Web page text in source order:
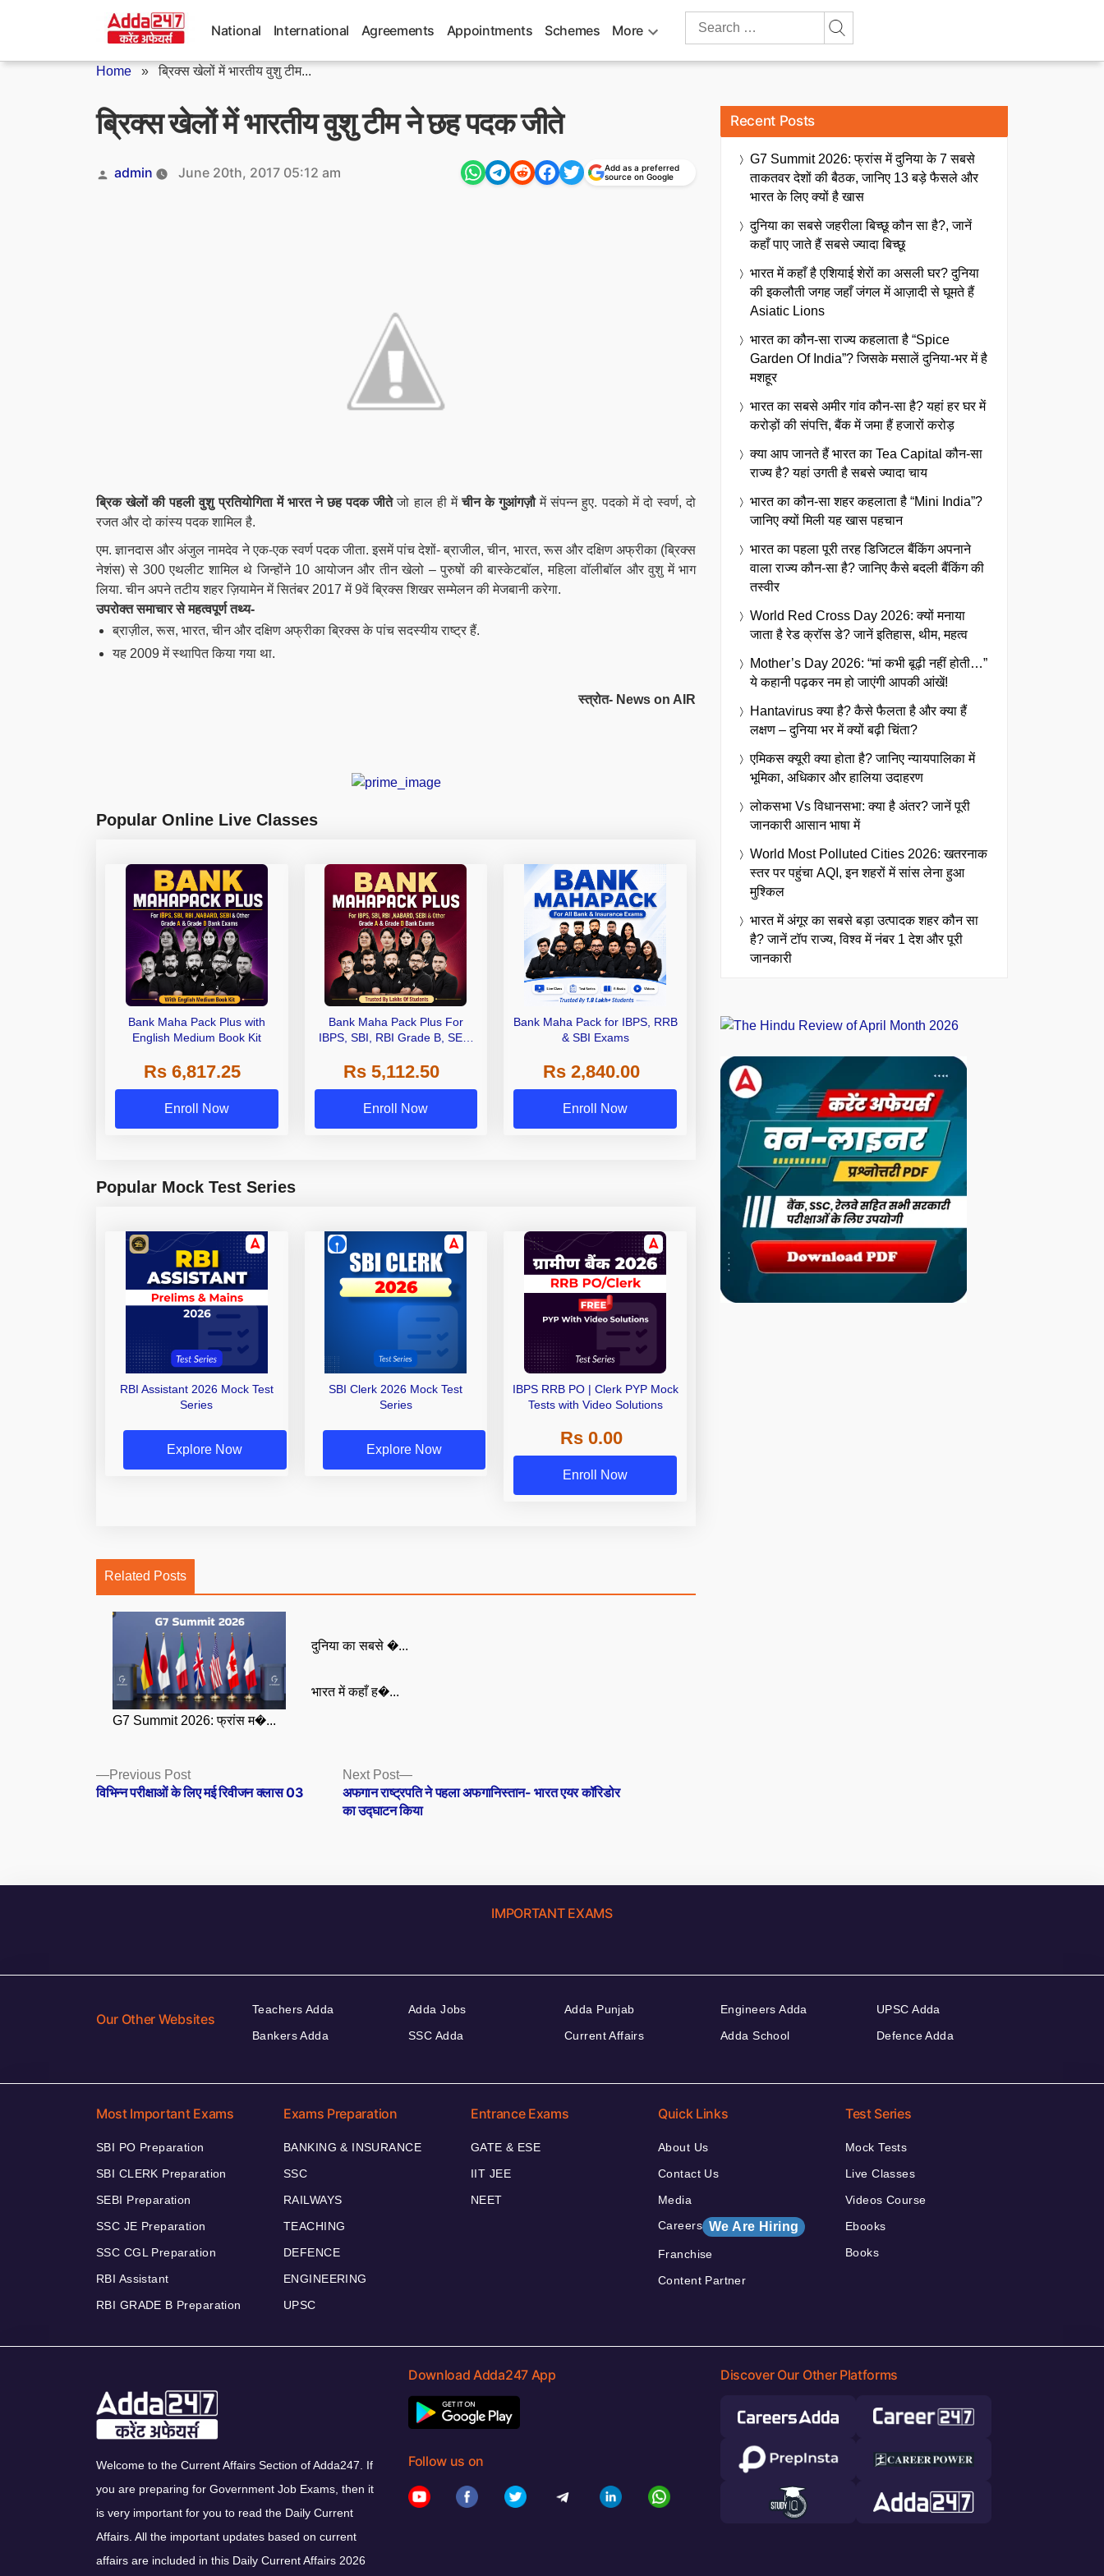
National International Agreements Appointments Schemes More
Search
Home »ब्रिक्स खेलों में भारतीय वुशु टीम...
ब्रिक्स खेलों में भारतीय वुशु टीम ने छह पदक जीते
Posted
admin June 20th, 2017 05:12 am
Add as a preferred
source on Google
ब्रिक खेलों की पहली वुशु प्रतियोगिता में भारत ने छह पदक जीतेजो हाल ही मेंचीन के गुआंगज़ौमें संपन्न हुए. पदको में दो स्वर्ण, दो
रजत और दो कांस्य पदक शामिल है.
एम. ज्ञानदास और अंजुल नामदेव ने एक-एक स्वर्ण पदक जीता. इसमें पांच देशों- ब्राजील, चीन, भारत, रूस और दक्षिण अफ्रीका (ब्रिक्स
नेशंस) से 300 एथलीट शामिल थे जिन्होंने 10 आयोजन और तीन खेलो – पुरुषों की बास्केटबॉल, महिला वॉलीबॉल और वुशु में भाग
लिया. चीन अपने तटीय शहर ज़ियामेन में सितंबर 2017 में 9वें ब्रिक्स शिखर सम्मेलन की मेजबानी करेगा.
उपरोक्त समाचार से महत्वपूर्ण तथ्य-
ब्राज़ील, रूस, भारत, चीन और दक्षिण अफ्रीका ब्रिक्स के पांच सदस्यीय राष्ट्र हैं.
यह 2009 में स्थापित किया गया था.
स्त्रोत- News on AIR
Popular Online Live Classes
Bank Maha Pack Plus with
English Medium Book Kit
Rs 6,817.25
Enroll Now
Bank Maha Pack Plus For
IBPS, SBI, RBI Grade B, SEBI
Other Grade A & Grade B Bank
Exams
Rs 5,112.50
Enroll Now
Bank Maha Pack for IBPS, RRB
& SBI Exams
Rs 2,840.00
Enroll Now
Popular Mock Test Series
RBI Assistant 2026 Mock Test
Series
Explore Now
SBI Clerk 2026 Mock Test
Series
Explore Now
IBPS RRB PO | Clerk PYP Mock
Tests with Video Solutions
Rs 0.00
Enroll Now
Related Posts
G7 Summit 2026: फ्रांस म�...
दुनिया का सबसे �...
भारत में कहाँ ह�...
Posts
navigation
Previous PostPrevious
post:
विभिन्न परीक्षाओं के लिए मई रिवीजन क्लास 03
Next Post
Next
post:
अफगान राष्ट्रपति ने पहला अफगानिस्तान- भारत एयर कॉरिडोर
का उद्घाटन किया
Recent Posts
G7 Summit 2026: फ्रांस में दुनिया के 7 सबसे
ताकतवर देशों की बैठक, जानिए 13 बड़े फैसले और
भारत के लिए क्यों है खास
दुनिया का सबसे जहरीला बिच्छू कौन सा है?, जानें
कहाँ पाए जाते हैं सबसे ज्यादा बिच्छू
भारत में कहाँ है एशियाई शेरों का असली घर? दुनिया
की इकलौती जगह जहाँ जंगल में आज़ादी से घूमते हैं
Asiatic Lions
भारत का कौन-सा राज्य कहलाता है “Spice
Garden Of India”? जिसके मसालें दुनिया-भर में है
मशहूर
भारत का सबसे अमीर गांव कौन-सा है? यहां हर घर में
करोड़ों की संपत्ति, बैंक में जमा हैं हजारों करोड़
क्या आप जानते हैं भारत का Tea Capital कौन-सा
राज्य है? यहां उगती है सबसे ज्यादा चाय
भारत का कौन-सा शहर कहलाता है “Mini India”?
जानिए क्यों मिली यह खास पहचान
भारत का पहला पूरी तरह डिजिटल बैंकिंग अपनाने
वाला राज्य कौन-सा है? जानिए कैसे बदली बैंकिंग की
तस्वीर
World Red Cross Day 2026: क्यों मनाया
जाता है रेड क्रॉस डे? जानें इतिहास, थीम, महत्व
Mother’s Day 2026: “मां कभी बूढ़ी नहीं होती…”
ये कहानी पढ़कर नम हो जाएंगी आपकी आंखें!
Hantavirus क्या है? कैसे फैलता है और क्या हैं
लक्षण – दुनिया भर में क्यों बढ़ी चिंता?
एमिकस क्यूरी क्या होता है? जानिए न्यायपालिका में
भूमिका, अधिकार और हालिया उदाहरण
लोकसभा Vs विधानसभा: क्या है अंतर? जानें पूरी
जानकारी आसान भाषा में
World Most Polluted Cities 2026: खतरनाक
स्तर पर पहुंचा AQI, इन शहरों में सांस लेना हुआ
मुश्किल
भारत में अंगूर का सबसे बड़ा उत्पादक शहर कौन सा
है? जानें टॉप राज्य, विश्व में नंबर 1 देश और पूरी
जानकारी
IMPORTANT EXAMS
Our Other Websites
Teachers Adda
Bankers Adda
Adda Jobs
SSC Adda
Adda Punjab
Current Affairs
Engineers Adda
Adda School
UPSC Adda
Defence Adda
Most Important Exams
SBI PO Preparation
SBI CLERK Preparation
SEBI Preparation
SSC JE Preparation
SSC CGL Preparation
RBI Assistant
RBI GRADE B Preparation
Exams Preparation
BANKING & INSURANCE
SSC
RAILWAYS
TEACHING
DEFENCE
ENGINEERING
UPSC
Entrance Exams
GATE & ESE
IIT JEE
NEET
Quick Links
About Us
Contact Us
Media
Careers We Are Hiring
Franchise
Content Partner
Test Series
Mock Tests
Live Classes
Videos Course
Ebooks
Books
Welcome to the Current Affairs Section of Adda247. If
you are preparing for Government Job Exams, then it
is very important for you to read the Daily Current
Affairs. All the important updates based on current
affairs are included in this Daily Current Affairs 2026
Download Adda247 App
Follow us on
Discover Our Other Platforms